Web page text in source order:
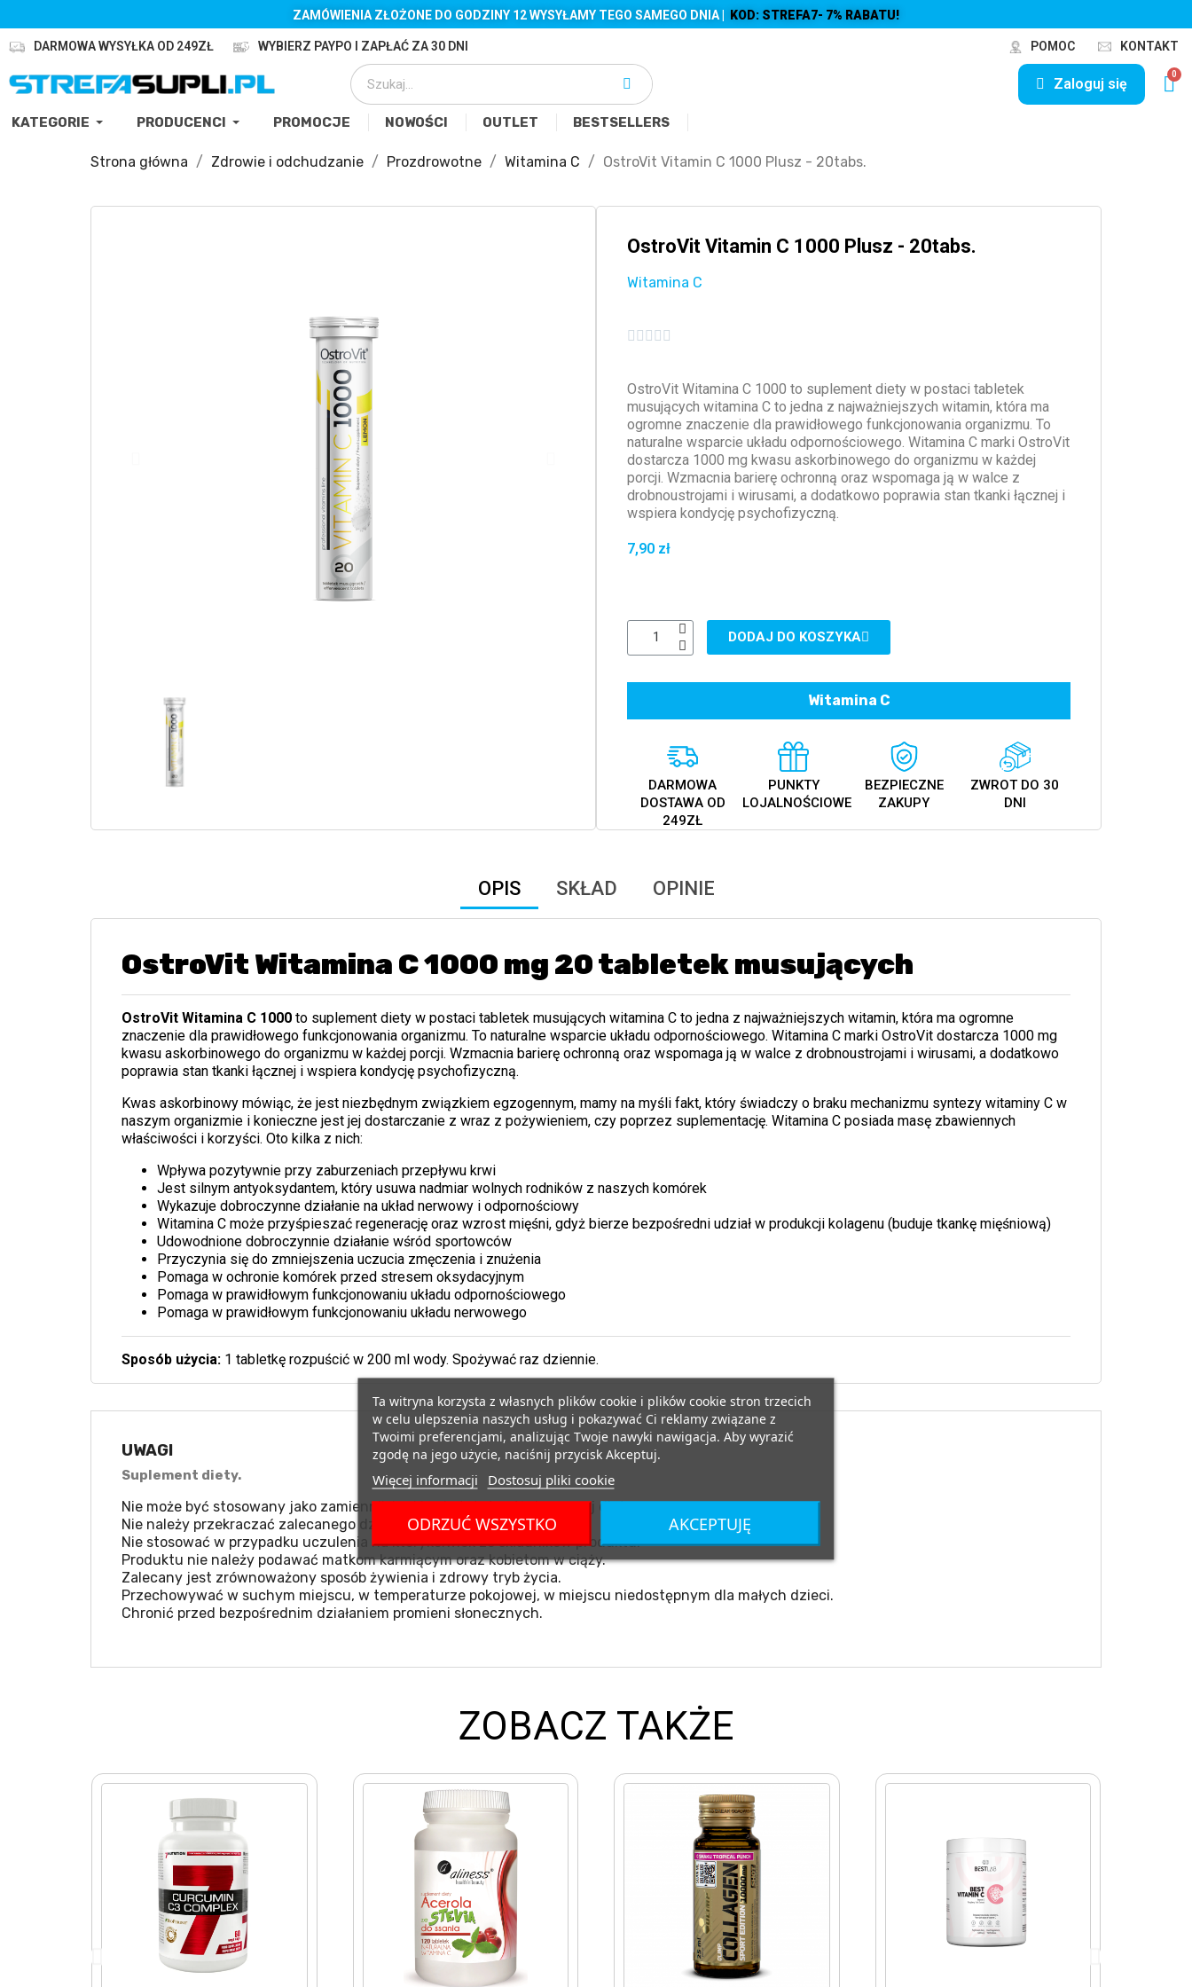
ZAMÓWIENIA ZŁOŻONE DO GODZINY 12 WYSYŁAMY TEGO SAMEGO DNIA | KOD: STREFA7- 7% RABATU!
DARMOWA WYSYŁKA OD 249ZŁ WYBIERZ PAYPO I ZAPŁAĆ ZA 30 DNI POMOC KONTAKT
Zaloguj się
KATEGORIE PRODUCENCI PROMOCJE NOWOŚCI OUTLET BESTSELLERS
Strona główna Zdrowie i odchudzanie Prozdrowotne Witamina C OstroVit Vitamin C 1000 Plusz - 20tabs.
OstroVit Vitamin C 1000 Plusz - 20tabs.
Witamina C
    
OstroVit Witamina C 1000 to suplement diety w postaci tabletek
musujących witamina C to jedna z najważniejszych witamin, która ma
ogromne znaczenie dla prawidłowego funkcjonowania organizmu. To
naturalne wsparcie układu odpornościowego. Witamina C marki OstroVit
dostarcza 1000 mg kwasu askorbinowego do organizmu w każdej
porcji. Wzmacnia barierę ochronną oraz wspomaga ją w walce z
drobnoustrojami i wirusami, a dodatkowo poprawia stan tkanki łącznej i
wspiera kondycję psychofizyczną.
7,90 zł
DODAJ DO KOSZYKA
Witamina C
DARMOWA
DOSTAWA OD
249ZŁ
PUNKTY
LOJALNOŚCIOWE
BEZPIECZNE
ZAKUPY
ZWROT DO 30
DNI
OPIS SKŁAD OPINIE
OstroVit Witamina C 1000 mg 20 tabletek musujących
OstroVit Witamina C 1000 to suplement diety w postaci tabletek musujących witamina C to jedna z najważniejszych witamin, która ma ogromne
znaczenie dla prawidłowego funkcjonowania organizmu. To naturalne wsparcie układu odpornościowego. Witamina C marki OstroVit dostarcza 1000 mg
kwasu askorbinowego do organizmu w każdej porcji. Wzmacnia barierę ochronną oraz wspomaga ją w walce z drobnoustrojami i wirusami, a dodatkowo
poprawia stan tkanki łącznej i wspiera kondycję psychofizyczną.
Kwas askorbinowy mówiąc, że jest niezbędnym związkiem egzogennym, mamy na myśli fakt, który świadczy o braku mechanizmu syntezy witaminy C w
naszym organizmie i konieczne jest jej dostarczanie z wraz z pożywieniem, czy poprzez suplementację. Witamina C posiada masę zbawiennych
właściwości i korzyści. Oto kilka z nich:
Wpływa pozytywnie przy zaburzeniach przepływu krwi
Jest silnym antyoksydantem, który usuwa nadmiar wolnych rodników z naszych komórek
Wykazuje dobroczynne działanie na układ nerwowy i odpornościowy
Witamina C może przyśpieszać regenerację oraz wzrost mięśni, gdyż bierze bezpośredni udział w produkcji kolagenu (buduje tkankę mięśniową)
Udowodnione dobroczynnie działanie wśród sportowców
Przyczynia się do zmniejszenia uczucia zmęczenia i znużenia
Pomaga w ochronie komórek przed stresem oksydacyjnym
Pomaga w prawidłowym funkcjonowaniu układu odpornościowego
Pomaga w prawidłowym funkcjonowaniu układu nerwowego
Sposób użycia: 1 tabletkę rozpuścić w 200 ml wody. Spożywać raz dziennie.
UWAGI
Suplement diety.
Nie może być stosowany jako zamiennik bądź substytut zróżnicowanej diety.
Nie należy przekraczać zalecanego dziennego spożycia.
Nie stosować w przypadku uczulenia na którykolwiek ze składników produktu.
Produktu nie należy podawać matkom karmiącym oraz kobietom w ciąży.
Zalecany jest zrównoważony sposób żywienia i zdrowy tryb życia.
Przechowywać w suchym miejscu, w temperaturze pokojowej, w miejscu niedostępnym dla małych dzieci.
Chronić przed bezpośrednim działaniem promieni słonecznych.
ZOBACZ TAKŻE
Ta witryna korzysta z własnych plików cookie i plików cookie stron trzecich
w celu ulepszenia naszych usług i pokazywać Ci reklamy związane z
Twoimi preferencjami, analizując Twoje nawyki nawigacja. Aby wyrazić
zgodę na jego użycie, naciśnij przycisk Akceptuj.
Więcej informacji Dostosuj pliki cookie
ODRZUĆ WSZYSTKO AKCEPTUJĘ